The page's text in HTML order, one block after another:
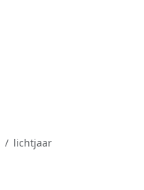
lichtjaar